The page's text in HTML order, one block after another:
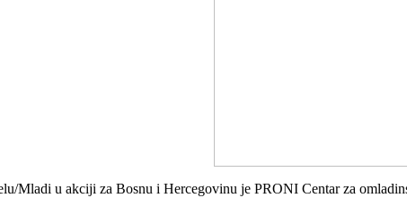
Mladi u akciji za Bosnu i Hercegovinu je PRONI Centar za